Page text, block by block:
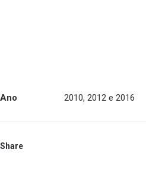
Ano 2010, 2012 e 2016
Share